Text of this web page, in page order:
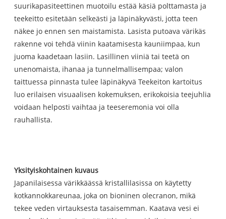
suurikapasiteettinen muotoilu estää käsiä polttamasta ja
teekeitto esitetään selkeästi ja läpinäkyvästi, jotta teen
näkee jo ennen sen maistamista. Lasista putoava värikäs
rakenne voi tehdä viinin kaatamisesta kauniimpaa, kun
juoma kaadetaan lasiin. Lasillinen viiniä tai teetä on
unenomaista, ihanaa ja tunnelmallisempaa; valon
taittuessa pinnasta tulee läpinäkyvä Teekeiton kartoitus
luo erilaisen visuaalisen kokemuksen, erikokoisia teejuhlia
voidaan helposti vaihtaa ja teeseremonia voi olla
rauhallista.
Yksityiskohtainen kuvaus
Japanilaisessa värikkäässä kristallilasissa on käytetty
kotkannokkareunaa, joka on bioninen olecranon, mikä
tekee veden virtauksesta tasaisemman. Kaatava vesi ei